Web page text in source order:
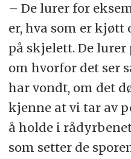
– De lurer for
er, hva som er kjøtt
på skjelett. De
om hvorfor det ser
har vondt, om det
kjenne at vi tar av
å holde i
som setter de